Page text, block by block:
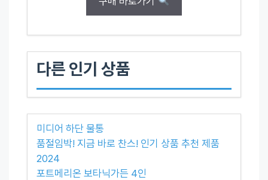
다른 인기 상품
미디어 하단 물통
품절임박! 지금 바로 찬스! 인기 상품 추천 제품
2024
포트메리온 보타닉가든 4인